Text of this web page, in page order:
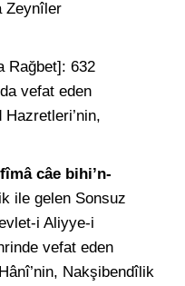
Zeynîler
Rağbet]: 632
vefat eden
câe bihi’n-
ile gelen Sonsuz
i Aliyye-i
vefat eden
Nakşibendîlik